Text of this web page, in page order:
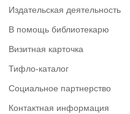
Издательская деятельность
В помощь библиотекарю
Визитная карточка
Тифло-каталог
Социальное партнерство
Контактная информация